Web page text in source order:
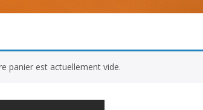
panier est actuellement vide.